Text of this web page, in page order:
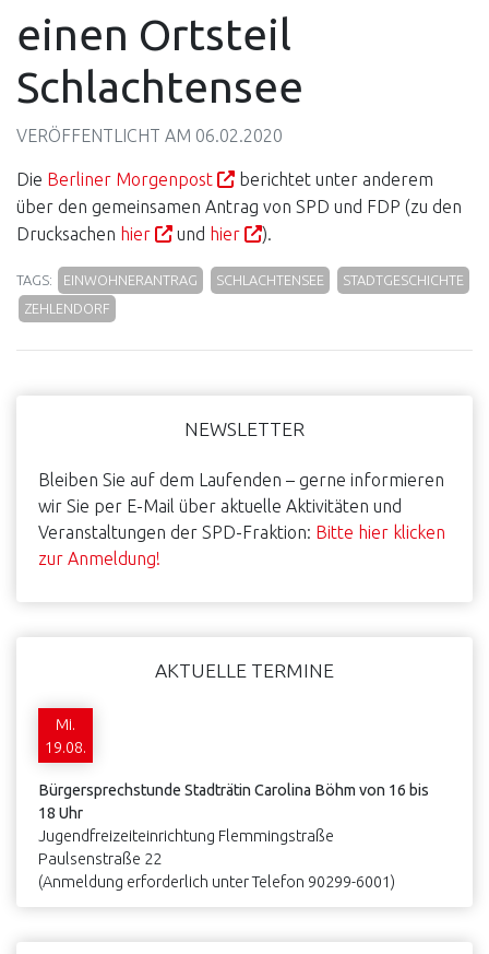
einen Ortsteil
Schlachtensee
VERÖFFENTLICHT AM 06.02.2020
Die Berliner Morgenpost
berichtet unter anderem
über den gemeinsamen Antrag von SPD und FDP (zu den
Drucksachen hier und hier ).
TAGS: EINWOHNERANTRAG SCHLACHTENSEE
STADTGESCHICHTE
ZEHLENDORF
NEWSLETTER
Bleiben Sie auf dem Laufenden – gerne informieren
wir Sie per E-Mail über aktuelle Aktivitäten und
Veranstaltungen der SPD-Fraktion: Bitte hier klicken
zur Anmeldung!
AKTUELLE TERMINE
Mi.
19.08.
Bürgersprechstunde Stadträtin Carolina Böhm von 16 bis
18 Uhr
Jugendfreizeiteinrichtung Flemmingstraße
Paulsenstraße 22
(Anmeldung erforderlich unter Telefon 90299-6001)